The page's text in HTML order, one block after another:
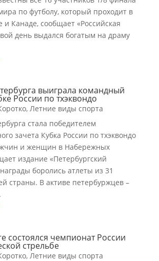
по футболу, который проходит в
Канаде, сообщает «Российская
день выдался богатым на драму
выиграла командный
России по тхэквондо
, Летние виды спорта
стала победителем
зачета Кубка России по тхэквондо
и женщин в Набережных
издание «Петербургский
боролись атлеты из 31
страны. В активе петербуржцев –
состоялся чемпионат России
стрельбе
, Летние виды спорта